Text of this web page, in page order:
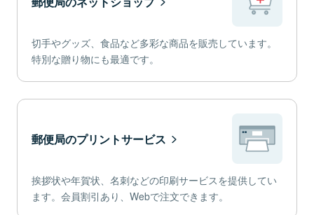
切手やグッズ、食品など多彩な商品を販売しています。
特別な贈り物にも最適です。
郵便局のプリントサービス
挨拶状や年賀状、名刺などの印刷サービスを提供してい
ます。会員割引あり、Webで注文できます。